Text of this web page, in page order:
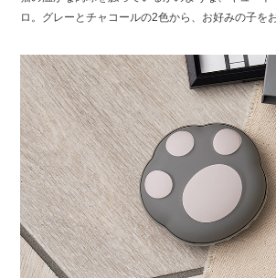
ロ。グレーとチャコールの2色から、お好みの子を